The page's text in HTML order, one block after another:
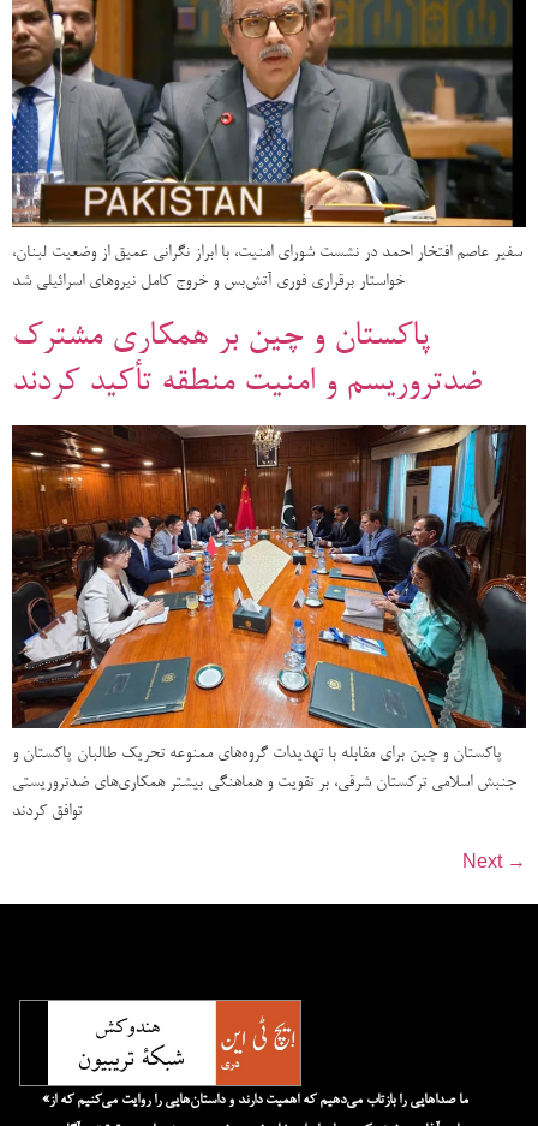
سفیر عاصم افتخار احمد در نشست شورای امنیت، با ابراز نگرانی عمیق از وضعیت لبنان،
خواستار برقراری فوری آتش‌بس و خروج کامل نیروهای اسرائیلی شد
پاکستان و چین بر همکاری مشترک
ضدتروریسم و امنیت منطقه تأکید کردند
پاکستان و چین برای مقابله با تهدیدات گروه‌های ممنوعه تحریک طالبان پاکستان و
جنبش اسلامی ترکستان شرقی، بر تقویت و هماهنگی بیشتر همکاری‌های ضدتروریستی
توافق کردند
Next →
«ما صداهایی را بازتاب می‌دهیم که اهمیت دارند و داستان‌هایی را روایت می‌کنیم که از